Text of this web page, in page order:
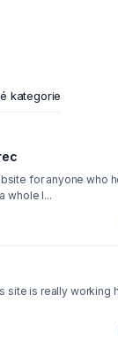
kategorie
for anyone who
whole l...
working hard in favor of